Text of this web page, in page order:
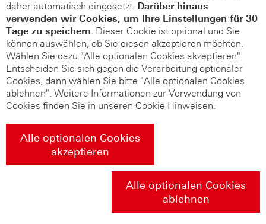
daher automatisch eingesetzt. Darüber hinaus
verwenden wir Cookies, um Ihre Einstellungen für 30
Tage zu speichern. Dieser Cookie ist optional und Sie
können auswählen, ob Sie diesen akzeptieren möchten.
Wählen Sie dazu "Alle optionalen Cookies akzeptieren".
Entscheiden Sie sich gegen die Verarbeitung optionaler
Cookies, dann wählen Sie bitte "Alle optionalen Cookies
ablehnen". Weitere Informationen zur Verwendung von
Cookies finden Sie in unseren Cookie Hinweisen.
Alle optionalen Cookies
akzeptieren
Alle optionalen Cookies
ablehnen